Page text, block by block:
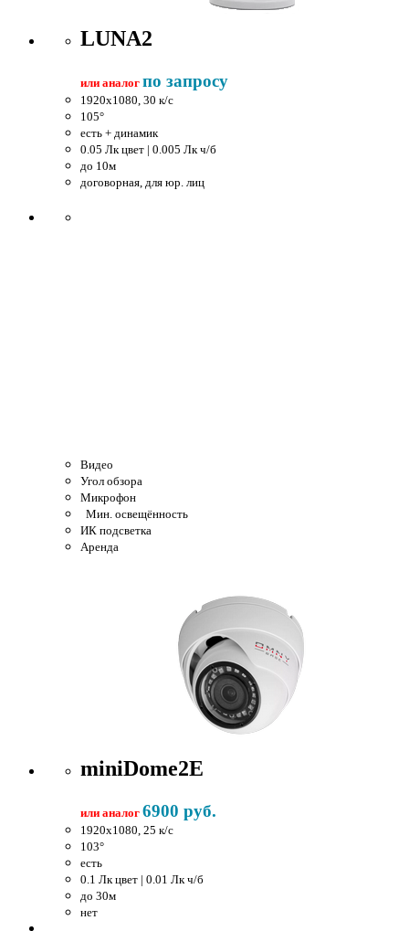
LUNA2
или аналог по запросу
1920x1080, 30 к/c
105°
есть + динамик
0.05 Лк цвет | 0.005 Лк ч/б
до 10м
договорная, для юр. лиц
Видео
Угол обзора
Микрофон
Мин. освещённость
ИК подсветка
Аренда
miniDome2E
или аналог 6900 руб.
1920x1080, 25 к/c
103°
есть
0.1 Лк цвет | 0.01 Лк ч/б
до 30м
нет